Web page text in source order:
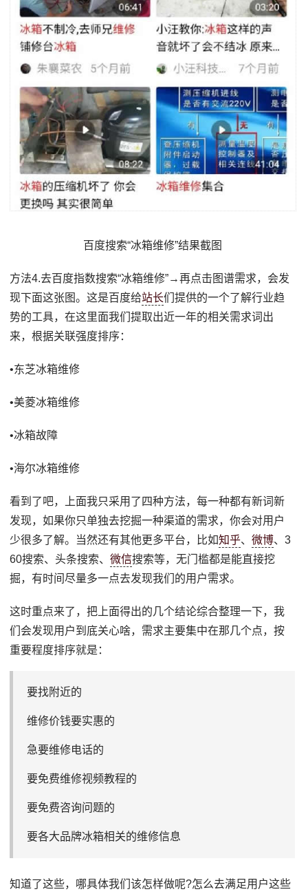
百度搜索“冰箱维修”结果截图
方法4.去百度指数搜索“冰箱维修”→再点击图谱需求，会发
现下面这张图。这是百度给站长们提供的一个了解行业趋
势的工具，在这里面我们提取出近一年的相关需求词出
来，根据关联强度排序：
•东芝冰箱维修
•美菱冰箱维修
•冰箱故障
•海尔冰箱维修
看到了吧，上面我只采用了四种方法，每一种都有新词新
发现，如果你只单独去挖掘一种渠道的需求，你会对用户
少很多了解。当然还有其他更多平台，比如知乎、微博、3
60搜索、头条搜索、微信搜索等，无门槛都是能直接挖
掘，有时间尽量多一点去发现我们的用户需求。
这时重点来了，把上面得出的几个结论综合整理一下，我
们会发现用户到底关心啥，需求主要集中在那几个点，按
重要程度排序就是：
要找附近的
维修价钱要实惠的
急要维修电话的
要免费维修视频教程的
要免费咨询问题的
要各大品牌冰箱相关的维修信息
知道了这些，哪具体我们该怎样做呢?怎么去满足用户这些